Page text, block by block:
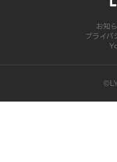
お知
プライバ
このコンテンツは掲載が